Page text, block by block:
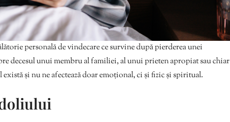
personală de vindecare ce survine după pierderea unei
decesul unui membru al familiei, al unui prieten apropiat sau chiar
există și nu ne afectează doar emoțional, ci și fizic și spiritual.